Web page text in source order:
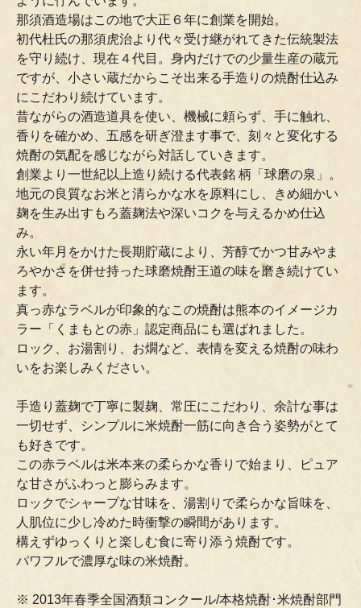
那須酒造場はこの地で大正６年に創業を開始。
初代杜氏の那須虎治より代々受け継がれてきた伝統製法
を守り続け、現在４代目。身内だけでの少量生産の蔵元
ですが、小さい蔵だからこそ出来る手造りの焼酎仕込み
にこだわり続けています。
昔ながらの酒造道具を使い、機械に頼らず、手に触れ、
香りを確かめ、五感を研ぎ澄ます事で、刻々と変化する
焼酎の気配を感じながら対話していきます。
創業より一世紀以上造り続ける代表銘 柄「球磨の泉」。
地元の良質なお米と清らかな水を原料にし、きめ細かい
麹を生み出すもろ蓋麹法や深いコクを与えるかめ仕込
み。
永い年月をかけた長期貯蔵により、芳醇でかつ甘みやま
ろやかさを併せ持った球磨焼酎王道の味を磨き続けてい
ます。
真っ赤なラベルが印象的なこの焼酎は熊本のイメージカ
ラー「くまもとの赤」認定商品にも選ばれました。
ロック、お湯割り、お燗など、表情を変える焼酎の味わ
いをお楽しみください。
手造り蓋麹で丁寧に製麹、常圧にこだわり、余計な事は
一切せず、シンプルに米焼酎一筋に向き合う姿勢がとて
も好きです。
この赤ラベルは米本来の柔らかな香りで始まり、ピュア
な甘さがふわっと膨らみます。
ロックでシャープな甘味を、湯割りで柔らかな旨味を、
人肌位に少し冷めた時衝撃の瞬間があります。
構えずゆっくりと楽しむ食に寄り添う焼酎です。
パワフルで濃厚な味の米焼酎。
※ 2013年春季全国酒類コンクール/本格焼酎･米焼酎部門